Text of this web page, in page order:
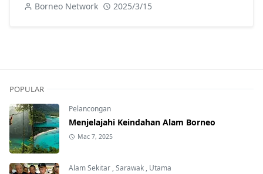
Borneo Network 2025/3/15
POPULAR
Pelancongan
Menjelajahi Keindahan Alam Borneo
Mac 7, 2025
Alam Sekitar ,Sarawak , Utama